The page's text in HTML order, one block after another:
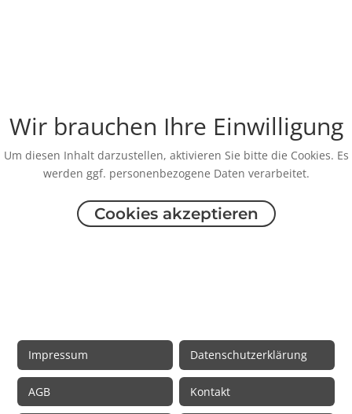
Wir brauchen Ihre Einwilligung
Um diesen Inhalt darzustellen, aktivieren Sie bitte die Cookies. Es
werden ggf. personenbezogene Daten verarbeitet.
Cookies akzeptieren
Impressum Datenschutzerklärung
AGB Kontakt